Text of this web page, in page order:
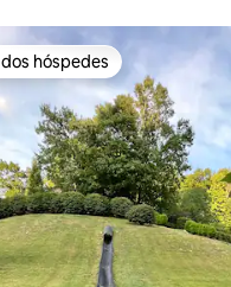
preferidos dos hóspedes
hóspedes